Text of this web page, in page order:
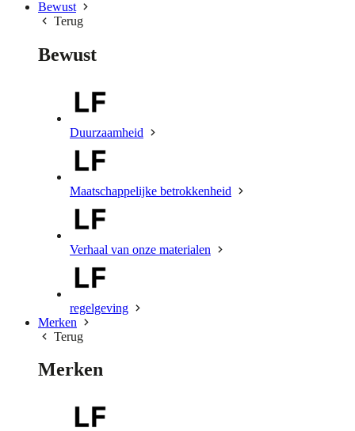
Bewust
Terug
Bewust
Duurzaamheid
Maatschappelijke betrokkenheid
Verhaal van onze materialen
regelgeving
Merken
Terug
Merken